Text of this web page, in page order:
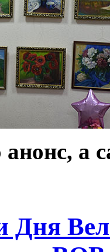
анонс, а
Дня